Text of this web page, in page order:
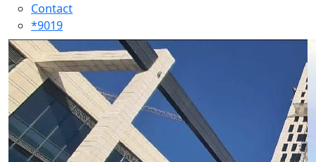
Contact
*9019